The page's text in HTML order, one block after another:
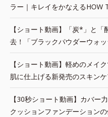
ラー｜キレイをかなえるHOW
【ショート動画】「炭*」と
去！「ブラックパウダーウォ
【ショート動画】軽めのメイ
肌に仕上げる新発売のスキン
【30秒ショート動画】カバー
クッションファンデーション